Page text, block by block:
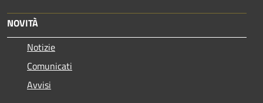
NOVITÀ
Notizie
Comunicati
Avvisi